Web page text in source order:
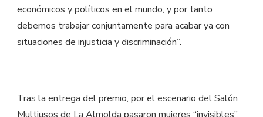
económicos y políticos en el mundo, y por tanto
debemos trabajar conjuntamente para acabar ya con
situaciones de injusticia y discriminación”.
Tras la entrega del premio, por el escenario del Salón